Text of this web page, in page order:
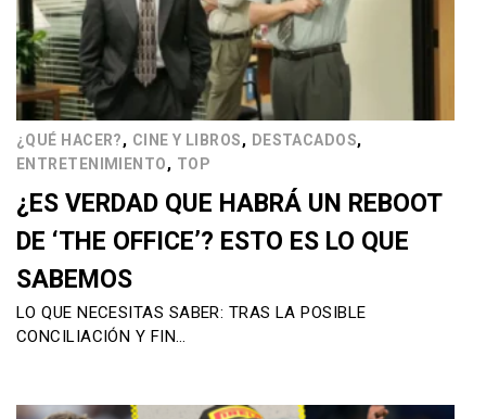
¿QUÉ HACER?, CINE Y LIBROS, DESTACADOS,
ENTRETENIMIENTO, TOP
¿ES VERDAD QUE HABRÁ UN REBOOT
DE ‘THE OFFICE’? ESTO ES LO QUE
SABEMOS
LO QUE NECESITAS SABER: TRAS LA POSIBLE
CONCILIACIÓN Y FIN…